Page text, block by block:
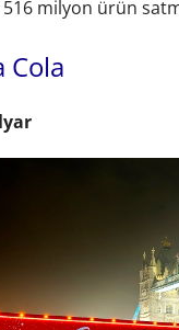
milyon ürün
Cola